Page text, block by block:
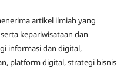
artikel ilmiah yang
kepariwisataan dan
informasi dan digital,
platform digital, strategi bisnis